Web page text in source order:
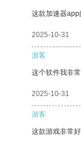
这款加速器
2025-10-31
游客
这个软件我非
2025-10-31
游客
这款游戏非常